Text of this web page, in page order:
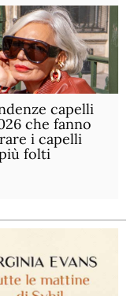
capelli
che fanno
i capelli
folti